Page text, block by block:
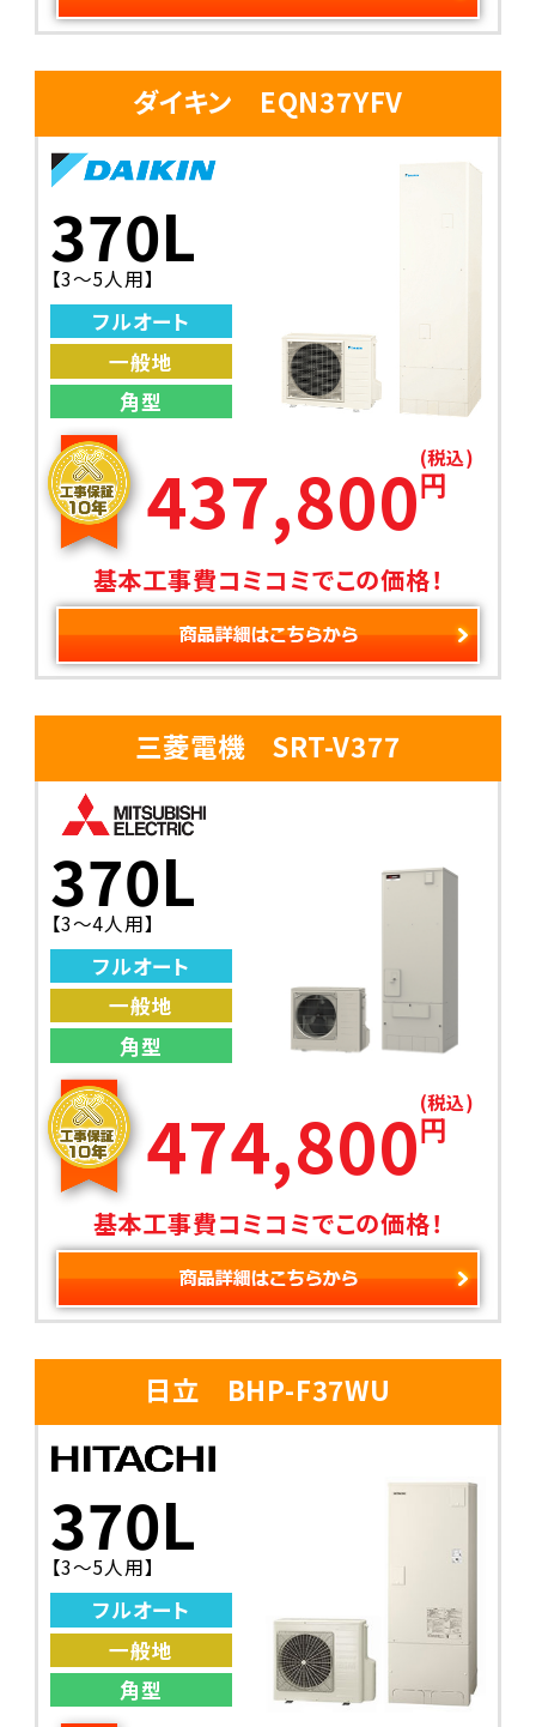
ダイキン EQN37YFV
370L
【3～5人用】
フルオート
一般地
角型
437,800円
(税込)
基本工事費コミコミでこの価格！
三菱電機 SRT-V377
370L
【3〜4人用】
フルオート
一般地
角型
474,800円
(税込)
基本工事費コミコミでこの価格！
日立 BHP-F37WU
370L
【3～5人用】
フルオート
一般地
角型